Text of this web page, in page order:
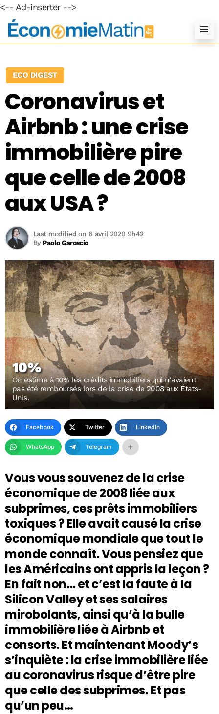
<-- Ad-inserter -->
ECO DIGEST
Coronavirus et
Airbnb : une crise
immobilière pire
que celle de 2008
aux USA ?
By Paolo Garoscio
Last modified on 6 avril 2020 9h42
10%
On estime à 10% les crédits immobiliers qui n'avaient
pas été remboursés lors de la crise de 2008 aux États-
Unis.
Facebook Twitter LinkedIn
WhatsApp Telegram
Vous vous souvenez de la crise
économique de 2008 liée aux
subprimes, ces prêts immobiliers
toxiques ? Elle avait causé la crise
économique mondiale que tout le
monde connaît. Vous pensiez que
les Américains ont appris la leçon ?
En fait non… et c’est la faute à la
Silicon Valley et ses salaires
mirobolants, ainsi qu’à la bulle
immobilière liée à Airbnb et
consorts. Et maintenant Moody’s
s’inquiète : la crise immobilière liée
au coronavirus risque d’être pire
que celle des subprimes. Et pas
qu’un peu…